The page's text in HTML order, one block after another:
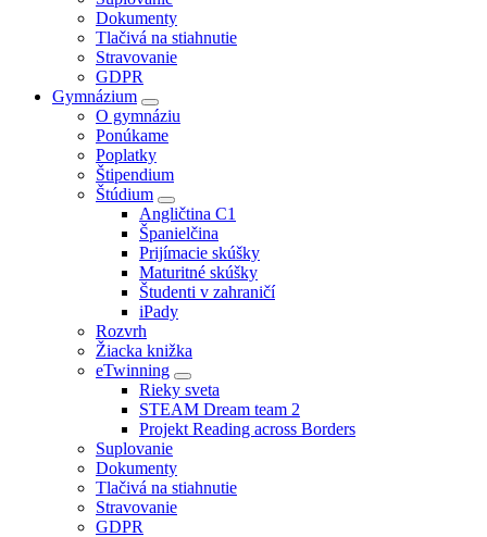
Dokumenty
Tlačivá na stiahnutie
Stravovanie
GDPR
Gymnázium
O gymnáziu
Ponúkame
Poplatky
Štipendium
Štúdium
Angličtina C1
Španielčina
Prijímacie skúšky
Maturitné skúšky
Študenti v zahraničí
iPady
Rozvrh
Žiacka knižka
eTwinning
Rieky sveta
STEAM Dream team 2
Projekt Reading across Borders
Suplovanie
Dokumenty
Tlačivá na stiahnutie
Stravovanie
GDPR